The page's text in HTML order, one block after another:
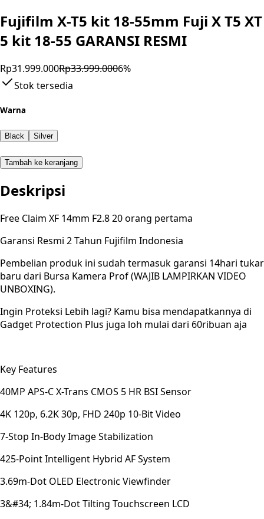
Fujifilm X-T5 kit 18-55mm Fuji X T5 XT
5 kit 18-55 GARANSI RESMI
Rp31.999.000Rp33.999.0006%
Stok tersedia
Warna
Black Silver
Tambah ke keranjang
Deskripsi
Free Claim XF 14mm F2.8 20 orang pertama
Garansi Resmi 2 Tahun Fujifilm Indonesia
Pembelian produk ini sudah termasuk garansi 14hari tukar
baru dari Bursa Kamera Prof (WAJIB LAMPIRKAN VIDEO
UNBOXING).
Ingin Proteksi Lebih lagi? Kamu bisa mendapatkannya di
Gadget Protection Plus juga loh mulai dari 60ribuan aja
Key Features
40MP APS-C X-Trans CMOS 5 HR BSI Sensor
4K 120p, 6.2K 30p, FHD 240p 10-Bit Video
7-Stop In-Body Image Stabilization
425-Point Intelligent Hybrid AF System
3.69m-Dot OLED Electronic Viewfinder
3&#34; 1.84m-Dot Tilting Touchscreen LCD